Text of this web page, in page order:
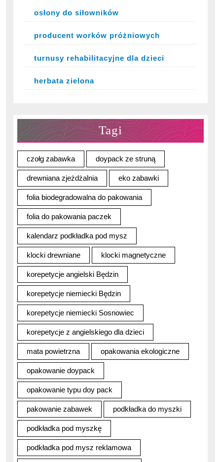
osłony do siłowników
producent worków próżniowych
turnusy rehabilitacyjne dla dzieci
herbata zielona
Tagi
czołg zabawka doypack ze struną
drewniana zjeżdżalnia eko zabawki
folia biodegradowalna do pakowania
folia do pakowania paczek
kalendarz podkładka pod mysz
klocki drewniane klocki magnetyczne
korepetycje angielski Będzin
korepetycje niemiecki Będzin
korepetycje niemiecki Sosnowiec
korepetycje z angielskiego dla dzieci
mata powietrzna opakowania ekologiczne
opakowanie doypack
opakowanie typu doy pack
pakowanie zabawek podkładka do myszki
podkładka pod myszkę
podkładka pod mysz reklamowa